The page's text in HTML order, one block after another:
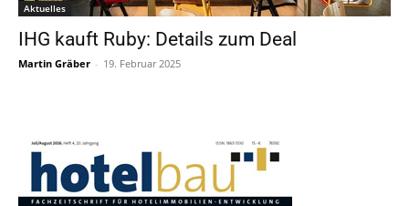
Aktuelles
IHG kauft Ruby: Details zum Deal
Martin Gräber - 19. Februar 2025